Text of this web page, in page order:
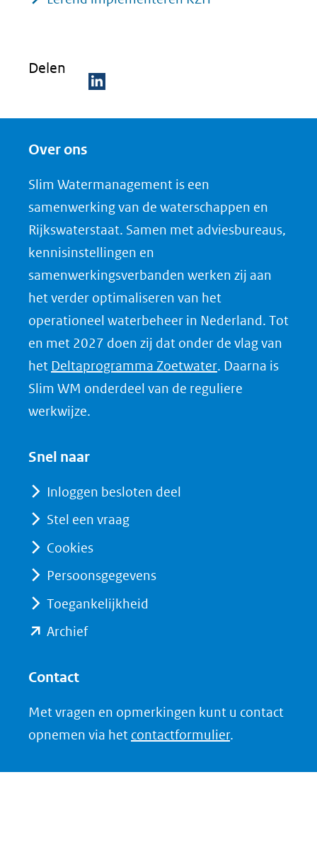
Delen
n
o
p
L
i
n
k
e
d
I
venster)
een
andere
website)
Over ons
Slim Watermanagement is een
samenwerking van de waterschappen en
Rijkswaterstaat. Samen met adviesbureaus,
kennisinstellingen en
samenwerkingsverbanden werken zij aan
het verder optimaliseren van het
operationeel waterbeheer in Nederland. Tot
en met 2027 doen zij dat onder de vlag van
het Deltaprogramma Zoetwater(opent
in
. Daarna is
Slim WM onderdeel van de reguliere
werkwijze.
Snel naar
Inloggen besloten deel
Stel een vraag
Cookies
Persoonsgegevens
Toegankelijkheid
Archief(opent
(verwijst
naar
Contact
Met vragen en opmerkingen kunt u contact
opnemen via het contactformulier.